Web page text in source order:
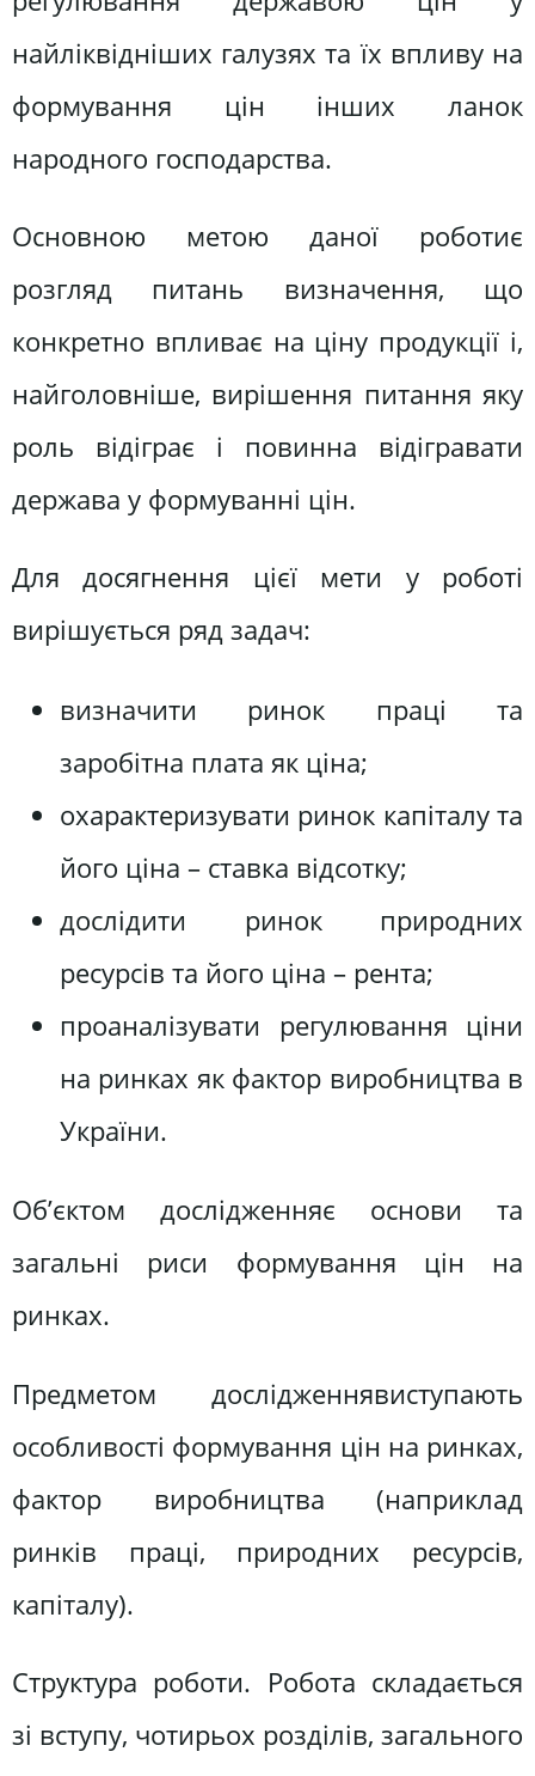
найліквідніших галузях та їх впливу на
формування цін інших ланок
народного господарства.
Основною метою даної роботиє
розгляд питань визначення, що
конкретно впливає на ціну продукції і,
найголовніше, вирішення питання яку
роль відіграє і повинна відігравати
держава у формуванні цін.
Для досягнення цієї мети у роботі
вирішується ряд задач:
визначити ринок праці та
заробітна плата як ціна;
охарактеризувати ринок капіталу та
його ціна – ставка відсотку;
дослідити ринок природних
ресурсів та його ціна – рента;
проаналізувати регулювання ціни
на ринках як фактор виробництва в
України.
Об’єктом дослідженняє основи та
загальні риси формування цін на
ринках.
Предметом дослідженнявиступають
особливості формування цін на ринках,
фактор виробництва (наприклад
ринків праці, природних ресурсів,
капіталу).
Структура роботи. Робота складається
зі вступу, чотирьох розділів, загального